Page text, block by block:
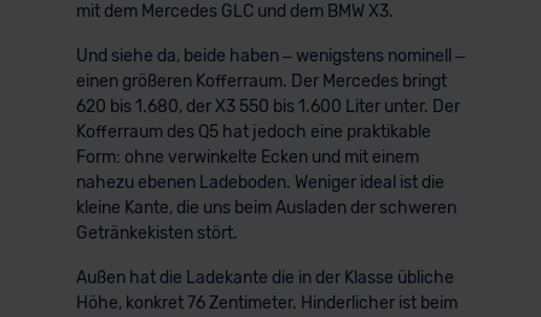
mit dem Mercedes GLC und dem BMW X3.
Und siehe da, beide haben – wenigstens nominell –
einen größeren Kofferraum. Der Mercedes bringt
620 bis 1.680, der X3 550 bis 1.600 Liter unter. Der
Kofferraum des Q5 hat jedoch eine praktikable
Form: ohne verwinkelte Ecken und mit einem
nahezu ebenen Ladeboden. Weniger ideal ist die
kleine Kante, die uns beim Ausladen der schweren
Getränkekisten stört.
Außen hat die Ladekante die in der Klasse übliche
Höhe, konkret 76 Zentimeter. Hinderlicher ist beim